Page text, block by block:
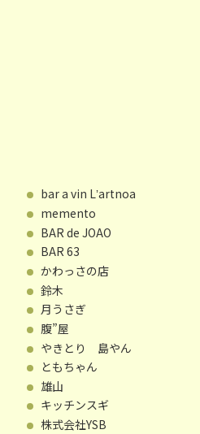
bar a vin Lʼartnoa
memento
BAR de JOAO
BAR 63
かわっさの店
鈴木
月うさぎ
腹”屋
やきとり 島やん
ともちゃん
雄山
キッチンスギ
株式会社YSB